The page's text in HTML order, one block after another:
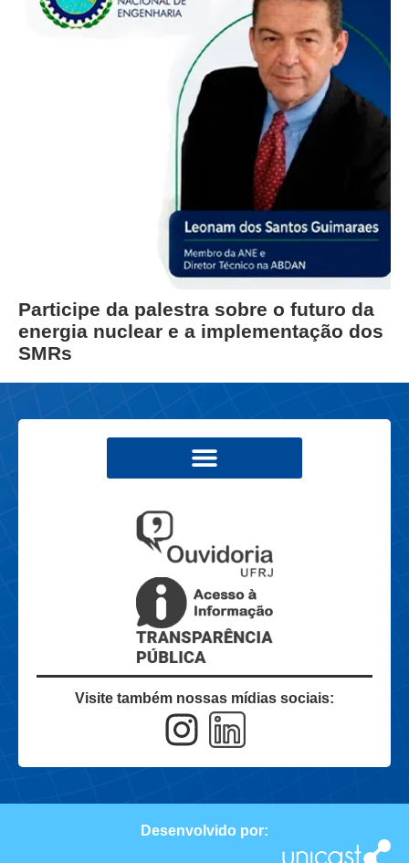
Participe da palestra sobre o futuro da
energia nuclear e a implementação dos
SMRs
Visite também nossas mídias sociais:
Desenvolvido por: